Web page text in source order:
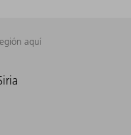
aquí